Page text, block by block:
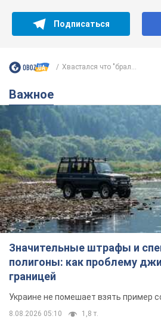
Подписаться
Хвастался что "брал...
Важное
Значительные штрафы и
полигоны: как проблему
границей
Украине не помешает взять пример
8.08.2026 05:10 1,8 т.